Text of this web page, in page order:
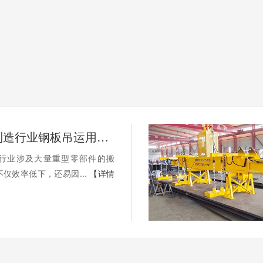
通用机械制造行业钢板吊运用电永磁吊具连吊，提升效率的关键
业涉及大量重型零部件的搬
仅效率低下，还易因...
【详情